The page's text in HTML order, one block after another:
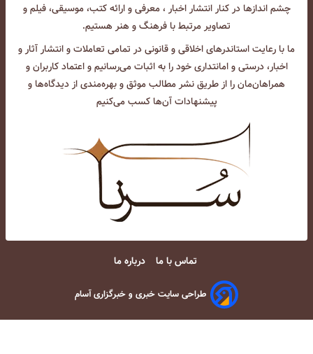
چشم انداز‌ها در کنار انتشار اخبار ، معرفی و ارائه کتب، موسیقی، فیلم و
تصاویر مرتبط با فرهنگ و هنر هستیم.
ما با رعایت استاندرهای اخلاقی و قانونی در تمامی تعاملات و انتشار آثار و
اخبار، درستی و امانتداری خود را به اثبات می‌رسانیم و اعتماد کاربران و
همراهان‌مان را از طریق نشر مطالب موثق و بهره‌مندی از دیدگاه‌ها و
پیشنهادات آن‌ها کسب می‌کنیم
تماس با ما درباره ما
طراحی سایت خبری و خبرگزاری آسام